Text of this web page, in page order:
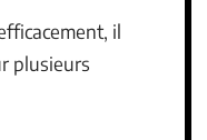
il
plusieurs